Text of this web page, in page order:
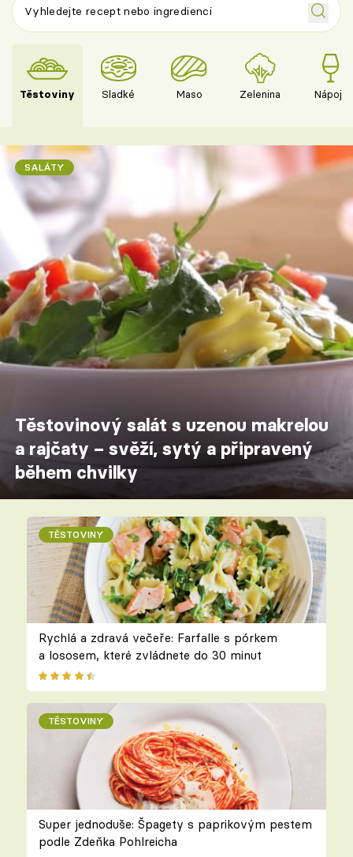
Těstoviny Sladké Maso Zelenina Nápoje
SALÁTY
Těstovinový salát s uzenou makrelou
a rajčaty – svěží, sytý a připravený
během chvilky
TĚSTOVINY
Rychlá a zdravá večeře: Farfalle s pórkem
a lososem, které zvládnete do 30 minut
TĚSTOVINY
Super jednoduše: Špagety s paprikovým pestem
podle Zdeňka Pohlreicha